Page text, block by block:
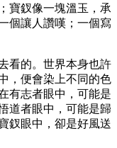
寶釵像一塊溫玉，承
個讓人讚嘆；一個寫
看的。世界本身也許
，便會染上不同的色
有志者眼中，可能是
道者眼中，可能是歸
釵眼中，卻是好風送